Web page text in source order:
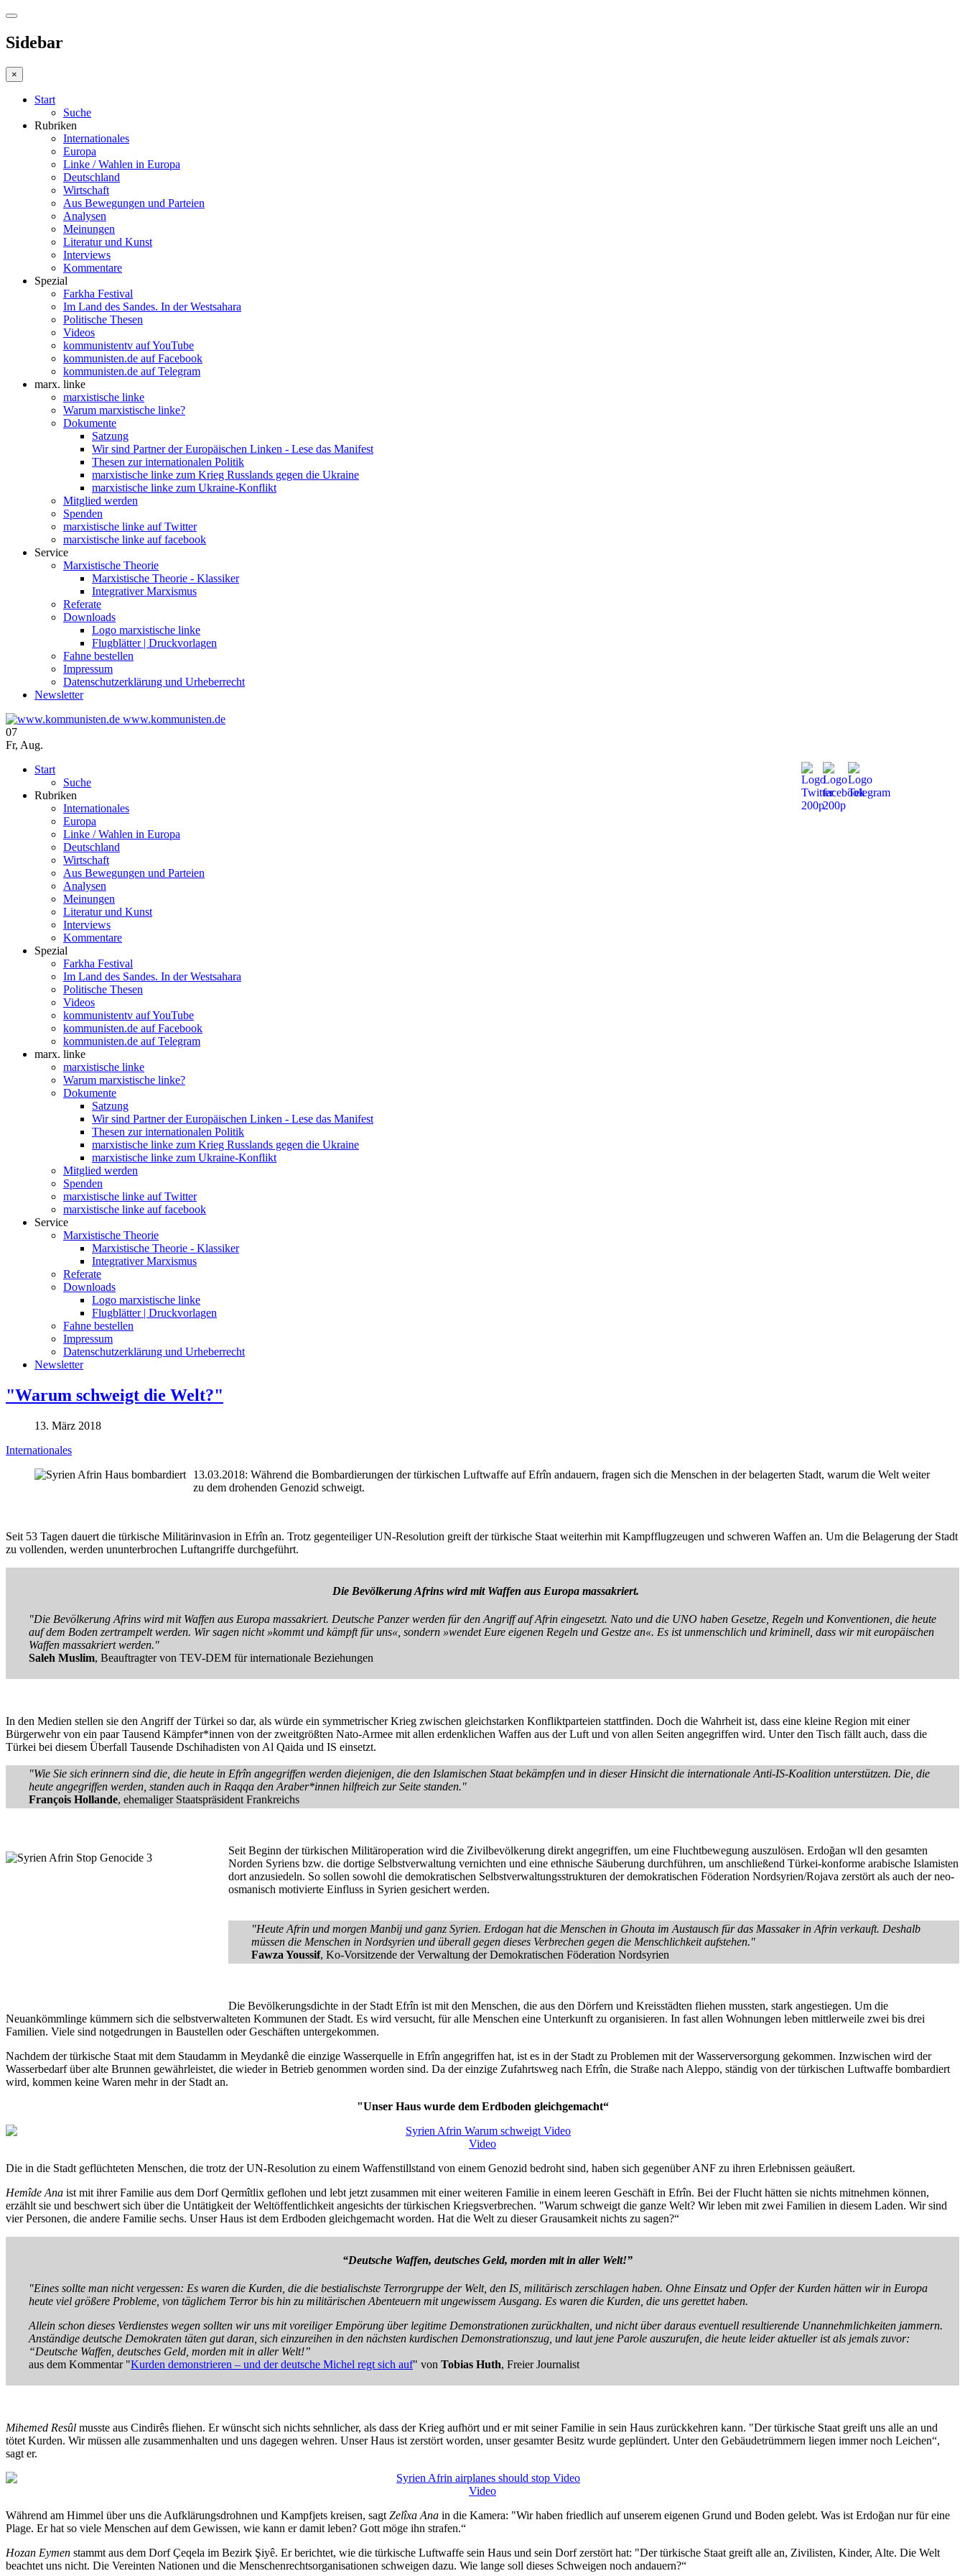
Sidebar
×
Start
Suche
Rubriken
Internationales
Europa
Linke / Wahlen in Europa
Deutschland
Wirtschaft
Aus Bewegungen und Parteien
Analysen
Meinungen
Literatur und Kunst
Interviews
Kommentare
Spezial
Farkha Festival
Im Land des Sandes. In der Westsahara
Politische Thesen
Videos
kommunistentv auf YouTube
kommunisten.de auf Facebook
kommunisten.de auf Telegram
marx. linke
marxistische linke
Warum marxistische linke?
Dokumente
Satzung
Wir sind Partner der Europäischen Linken - Lese das Manifest
Thesen zur internationalen Politik
marxistische linke zum Krieg Russlands gegen die Ukraine
marxistische linke zum Ukraine-Konflikt
Mitglied werden
Spenden
marxistische linke auf Twitter
marxistische linke auf facebook
Service
Marxistische Theorie
Marxistische Theorie - Klassiker
Integrativer Marxismus
Referate
Downloads
Logo marxistische linke
Flugblätter | Druckvorlagen
Fahne bestellen
Impressum
Datenschutzerklärung und Urheberrecht
Newsletter
www.kommunisten.de
07
Fr, Aug.
Start
Suche
Rubriken
Internationales
Europa
Linke / Wahlen in Europa
Deutschland
Wirtschaft
Aus Bewegungen und Parteien
Analysen
Meinungen
Literatur und Kunst
Interviews
Kommentare
Spezial
Farkha Festival
Im Land des Sandes. In der Westsahara
Politische Thesen
Videos
kommunistentv auf YouTube
kommunisten.de auf Facebook
kommunisten.de auf Telegram
marx. linke
marxistische linke
Warum marxistische linke?
Dokumente
Satzung
Wir sind Partner der Europäischen Linken - Lese das Manifest
Thesen zur internationalen Politik
marxistische linke zum Krieg Russlands gegen die Ukraine
marxistische linke zum Ukraine-Konflikt
Mitglied werden
Spenden
marxistische linke auf Twitter
marxistische linke auf facebook
Service
Marxistische Theorie
Marxistische Theorie - Klassiker
Integrativer Marxismus
Referate
Downloads
Logo marxistische linke
Flugblätter | Druckvorlagen
Fahne bestellen
Impressum
Datenschutzerklärung und Urheberrecht
Newsletter
"Warum schweigt die Welt?"
13. März 2018
Internationales
13.03.2018: Während die Bombardierungen der türkischen Luftwaffe auf Efrîn andauern, fragen sich die Menschen in der belagerten Stadt, warum die Welt weiter
zu dem drohenden Genozid schweigt.
Seit 53 Tagen dauert die türkische Militärinvasion in Efrîn an. Trotz gegenteiliger UN-Resolution greift der türkische Staat weiterhin mit Kampfflugzeugen und schweren Waffen an. Um die Belagerung der Stadt
zu vollenden, werden ununterbrochen Luftangriffe durchgeführt.
Die Bevölkerung Afrins wird mit Waffen aus Europa massakriert.
"Die Bevölkerung Afrins wird mit Waffen aus Europa massakriert. Deutsche Panzer werden für den Angriff auf Afrin eingesetzt. Nato und die UNO haben Gesetze, Regeln und Konventionen, die heute
auf dem Boden zertrampelt werden. Wir sagen nicht »kommt und kämpft für uns«, sondern »wendet Eure eigenen Regeln und Gestze an«. Es ist unmenschlich und kriminell, dass wir mit europäischen
Waffen massakriert werden."
Saleh Muslim, Beauftragter von TEV-DEM für internationale Beziehungen
In den Medien stellen sie den Angriff der Türkei so dar, als würde ein symmetrischer Krieg zwischen gleichstarken Konfliktparteien stattfinden. Doch die Wahrheit ist, dass eine kleine Region mit einer
Bürgerwehr von ein paar Tausend Kämpfer*innen von der zweitgrößten Nato-Armee mit allen erdenklichen Waffen aus der Luft und von allen Seiten angegriffen wird. Unter den Tisch fällt auch, dass die
Türkei bei diesem Überfall Tausende Dschihadisten von Al Qaida und IS einsetzt.
"Wie Sie sich erinnern sind die, die heute in Efrîn angegriffen werden diejenigen, die den Islamischen Staat bekämpfen und in dieser Hinsicht die internationale Anti-IS-Koalition unterstützen. Die, die
heute angegriffen werden, standen auch in Raqqa den Araber*innen hilfreich zur Seite standen."
François Hollande, ehemaliger Staatspräsident Frankreichs
Seit Beginn der türkischen Militäroperation wird die Zivilbevölkerung direkt angegriffen, um eine Fluchtbewegung auszulösen. Erdoğan wll den gesamten
Norden Syriens bzw. die dortige Selbstverwaltung vernichten und eine ethnische Säuberung durchführen, um anschließend Türkei-konforme arabische Islamisten
dort anzusiedeln. So sollen sowohl die demokratischen Selbstverwaltungsstrukturen der demokratischen Föderation Nordsyrien/Rojava zerstört als auch der neo-
osmanisch motivierte Einfluss in Syrien gesichert werden.
"Heute Afrin und morgen Manbij und ganz Syrien. Erdogan hat die Menschen in Ghouta im Austausch für das Massaker in Afrin verkauft. Deshalb
müssen die Menschen in Nordsyrien und überall gegen dieses Verbrechen gegen die Menschlichkeit aufstehen."
Fawza Youssif, Ko-Vorsitzende der Verwaltung der Demokratischen Föderation Nordsyrien
Die Bevölkerungsdichte in der Stadt Efrîn ist mit den Menschen, die aus den Dörfern und Kreisstädten fliehen mussten, stark angestiegen. Um die
Neuankömmlinge kümmern sich die selbstverwalteten Kommunen der Stadt. Es wird versucht, für alle Menschen eine Unterkunft zu organisieren. In fast allen Wohnungen leben mittlerweile zwei bis drei
Familien. Viele sind notgedrungen in Baustellen oder Geschäften untergekommen.
Nachdem der türkische Staat mit dem Staudamm in Meydankê die einzige Wasserquelle in Efrîn angegriffen hat, ist es in der Stadt zu Problemen mit der Wasserversorgung gekommen. Inzwischen wird der
Wasserbedarf über alte Brunnen gewährleistet, die wieder in Betrieb genommen worden sind. Da der einzige Zufahrtsweg nach Efrîn, die Straße nach Aleppo, ständig von der türkischen Luftwaffe bombardiert
wird, kommen keine Waren mehr in der Stadt an.
"Unser Haus wurde dem Erdboden gleichgemacht“
Video
Die in die Stadt geflüchteten Menschen, die trotz der UN-Resolution zu einem Waffenstillstand von einem Genozid bedroht sind, haben sich gegenüber ANF zu ihren Erlebnissen geäußert.
Hemîde Ana ist mit ihrer Familie aus dem Dorf Qermîtlix geflohen und lebt jetzt zusammen mit einer weiteren Familie in einem leeren Geschäft in Efrîn. Bei der Flucht hätten sie nichts mitnehmen können,
erzählt sie und beschwert sich über die Untätigkeit der Weltöffentlichkeit angesichts der türkischen Kriegsverbrechen. "Warum schweigt die ganze Welt? Wir leben mit zwei Familien in diesem Laden. Wir sind
vier Personen, die andere Familie sechs. Unser Haus ist dem Erdboden gleichgemacht worden. Hat die Welt zu dieser Grausamkeit nichts zu sagen?“
“Deutsche Waffen, deutsches Geld, morden mit in aller Welt!”
"Eines sollte man nicht vergessen: Es waren die Kurden, die die bestialischste Terrorgruppe der Welt, den IS, militärisch zerschlagen haben. Ohne Einsatz und Opfer der Kurden hätten wir in Europa
heute viel größere Probleme, von täglichem Terror bis hin zu militärischen Abenteuern mit ungewissem Ausgang. Es waren die Kurden, die uns gerettet haben.
Allein schon dieses Verdienstes wegen sollten wir uns mit voreiliger Empörung über legitime Demonstrationen zurückhalten, und nicht über daraus eventuell resultierende Unannehmlichkeiten jammern.
Anständige deutsche Demokraten täten gut daran, sich einzureihen in den nächsten kurdischen Demonstrationszug, und laut jene Parole auszurufen, die heute leider aktueller ist als jemals zuvor:
“Deutsche Waffen, deutsches Geld, morden mit in aller Welt!”
aus dem Kommentar "Kurden demonstrieren – und der deutsche Michel regt sich auf" von Tobias Huth, Freier Journalist
Mihemed Resûl musste aus Cindirês fliehen. Er wünscht sich nichts sehnlicher, als dass der Krieg aufhört und er mit seiner Familie in sein Haus zurückkehren kann. "Der türkische Staat greift uns alle an und
tötet Kurden. Wir müssen alle zusammenhalten und uns dagegen wehren. Unser Haus ist zerstört worden, unser gesamter Besitz wurde geplündert. Unter den Gebäudetrümmern liegen immer noch Leichen“,
sagt er.
Video
Während am Himmel über uns die Aufklärungsdrohnen und Kampfjets kreisen, sagt Zelîxa Ana in die Kamera: "Wir haben friedlich auf unserem eigenen Grund und Boden gelebt. Was ist Erdoğan nur für eine
Plage. Er hat so viele Menschen auf dem Gewissen, wie kann er damit leben? Gott möge ihn strafen.“
Hozan Eymen stammt aus dem Dorf Çeqela im Bezirk Şiyê. Er berichtet, wie die türkische Luftwaffe sein Haus und sein Dorf zerstört hat: "Der türkische Staat greift alle an, Zivilisten, Kinder, Alte. Die Welt
beachtet uns nicht. Die Vereinten Nationen und die Menschenrechtsorganisationen schweigen dazu. Wie lange soll dieses Schweigen noch andauern?“